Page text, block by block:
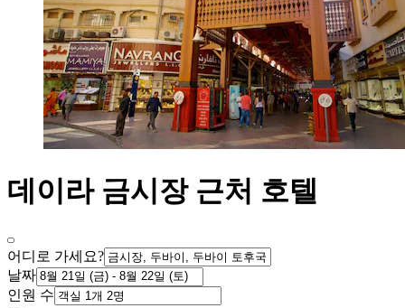
데이라 금시장 근처 호텔
어디로 가세요?
날짜
인원 수